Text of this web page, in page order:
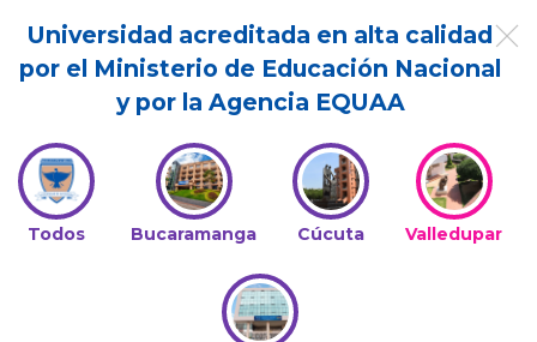
Universidad acreditada en alta calidad
por el Ministerio de Educación Nacional
y por la Agencia EQUAA
Todos Bucaramanga Cúcuta Valledupar